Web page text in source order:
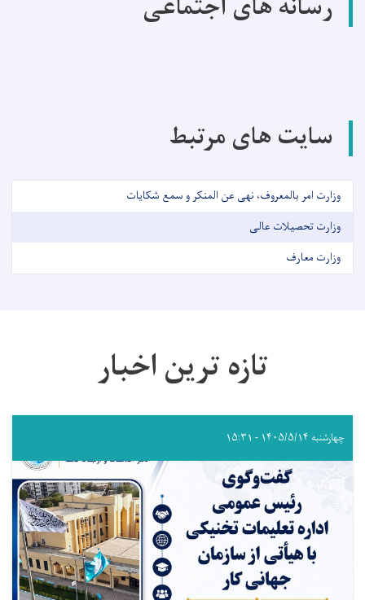
رسانه های اجتماعی
سایت های مرتبط
وزارت امر بالمعروف، نهی عن المنکر و سمع شکایات
وزارت تحصیلات عالی
وزارت معارف
تازه ترین اخبار
چهارشنبه ۱۴۰۵/۵/۱۴ - ۱۵:۳۱